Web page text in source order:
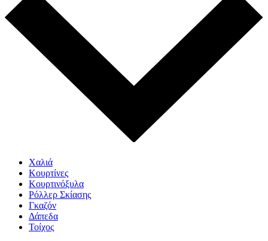
Χαλιά
Κουρτίνες
Κουρτινόξυλα
Ρόλλερ Σκίασης
Γκαζόν
Δάπεδα
Τοίχος